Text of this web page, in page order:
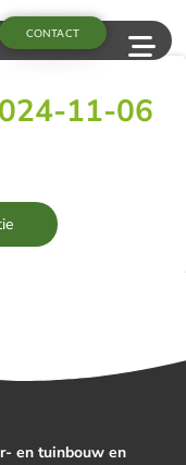
CONTACT
11-06
en tuinbouw en